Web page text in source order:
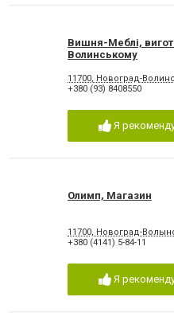
Вишня-Меблі,
Волинському
11700, Новоград-
+380 (93) 8408550
Я
Олимп, Магазин
11700, Новоград-
+380 (4141) 5-84-11
Я